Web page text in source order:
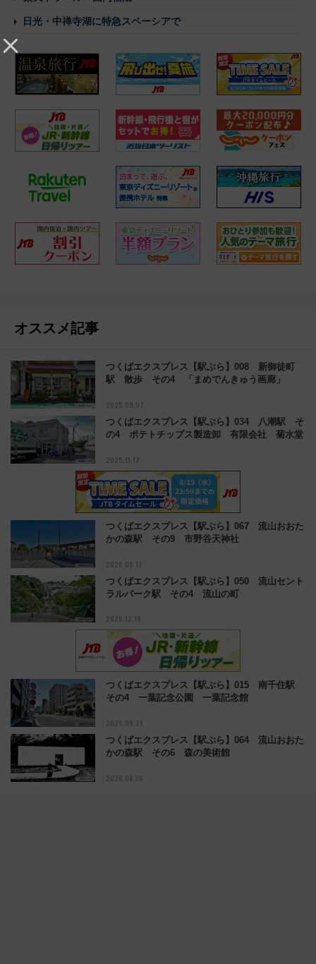
日光・中禅寺湖に特急スペーシアで
オススメ記事
つくばエクスプレス【駅ぶら】008 新御徒町
駅 散歩 その4 「まめでんきゅう画廊」
2025.09.07
つくばエクスプレス【駅ぶら】034 八潮駅 そ
の4 ポテトチップス製造卸 有限会社 菊水堂
2025.11.17
つくばエクスプレス【駅ぶら】067 流山おおた
かの森駅 その9 市野谷天神社
2026.05.17
つくばエクスプレス【駅ぶら】050 流山セント
ラルパーク駅 その4 流山の町
2025.12.19
つくばエクスプレス【駅ぶら】015 南千住駅
その4 一葉記念公園 一葉記念館
2025.09.21
つくばエクスプレス【駅ぶら】064 流山おおた
かの森駅 その6 森の美術館
2026.04.26